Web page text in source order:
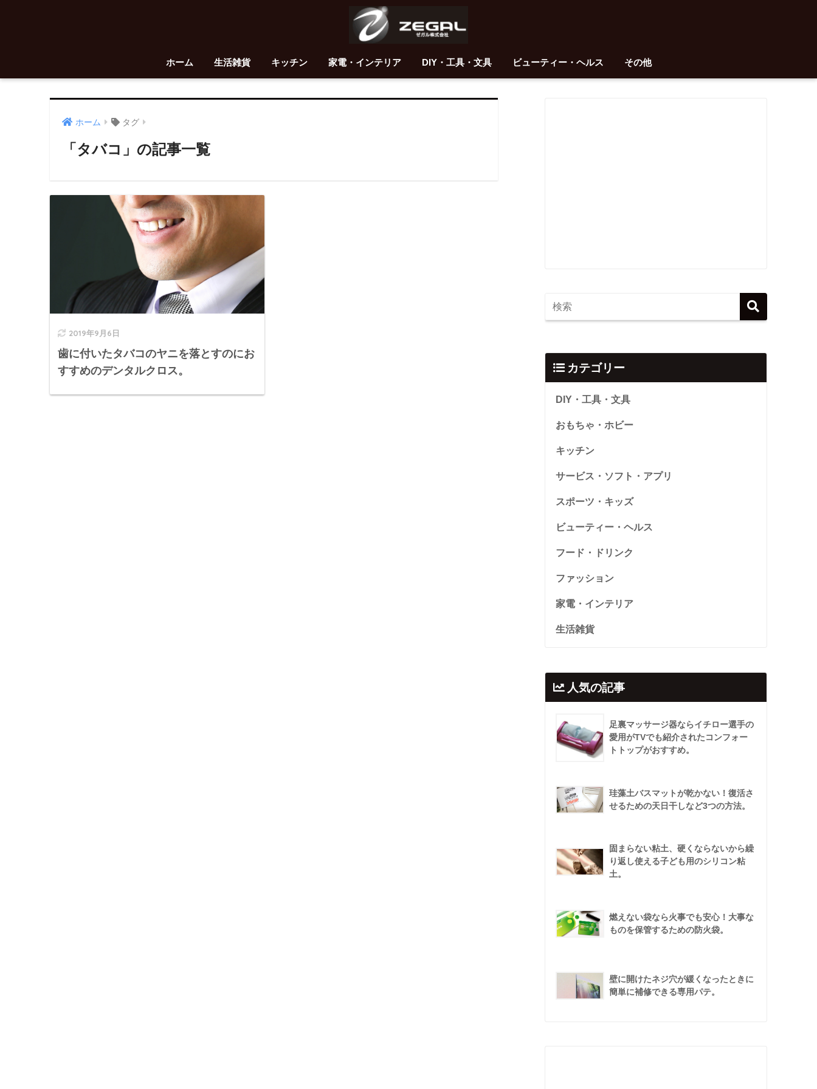
ホーム 生活雑貨 キッチン 家電・インテリア DIY・工具・文具 ビューティー・ヘルス その他
ホーム タグ
「タバコ」の記事一覧
2019年9月6日
歯に付いたタバコのヤニを落とすのにお
すすめのデンタルクロス。
カテゴリー
DIY・工具・文具
おもちゃ・ホビー
キッチン
サービス・ソフト・アプリ
スポーツ・キッズ
ビューティー・ヘルス
フード・ドリンク
ファッション
家電・インテリア
生活雑貨
人気の記事
足裏マッサージ器ならイチロー選手の
愛用がTVでも紹介されたコンフォー
トトップがおすすめ。
珪藻土バスマットが乾かない！復活さ
せるための天日干しなど3つの方法。
固まらない粘土、硬くならないから繰
り返し使える子ども用のシリコン粘
土。
燃えない袋なら火事でも安心！大事な
ものを保管するための防火袋。
壁に開けたネジ穴が緩くなったときに
簡単に補修できる専用パテ。